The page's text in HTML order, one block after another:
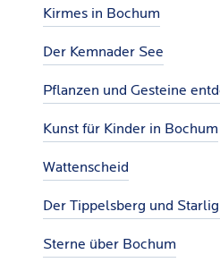
Kirmes in Bochum
Der Kemnader See
Pflanzen und Gesteine
Kunst für Kinder in Bochum
Wattenscheid
Der Tippelsberg und
Sterne über Bochum